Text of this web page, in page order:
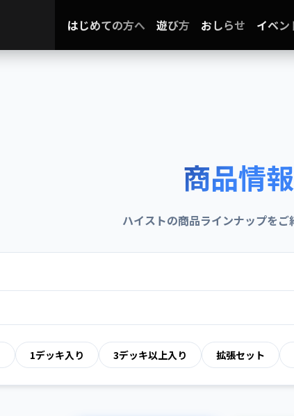
はじめての方へ 遊び方 おしらせ イベン
商品情報
ハイストの商品ラインナップをご
1デッキ入り 3デッキ以上入り 拡張セット